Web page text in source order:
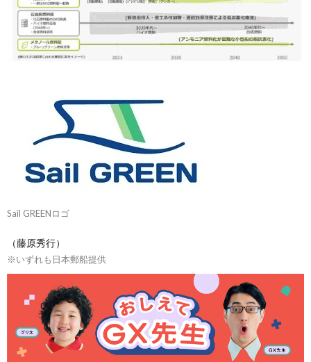
Sail GREENロゴ
（藤原秀行）
※いずれも日本郵船提供